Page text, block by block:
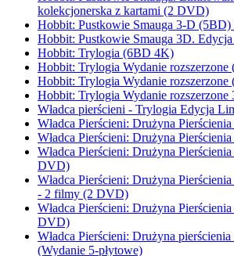
kolekcjonerska z kartami (2 DVD)
Hobbit: Pustkowie Smauga 3-D (5BD)
Hobbit: Pustkowie Smauga 3D.
Hobbit: Trylogia (6BD 4K)
Hobbit: Trylogia Wydanie rozszerzone
Hobbit: Trylogia Wydanie
Hobbit: Trylogia Wydanie
Władca pierścieni - Trylogia Edycja
Władca Pierścieni: Drużyna
Władca Pierścieni: Drużyna
Władca Pierścieni: Drużyna
DVD)
Władca Pierścieni: Drużyna
- 2 filmy (2 DVD)
Władca Pierścieni: Drużyna
DVD)
Władca Pierścieni: Drużyna
(Wydanie 5-płytowe)